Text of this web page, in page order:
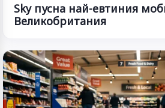
Sky пусна най-евтиния
Великобритания